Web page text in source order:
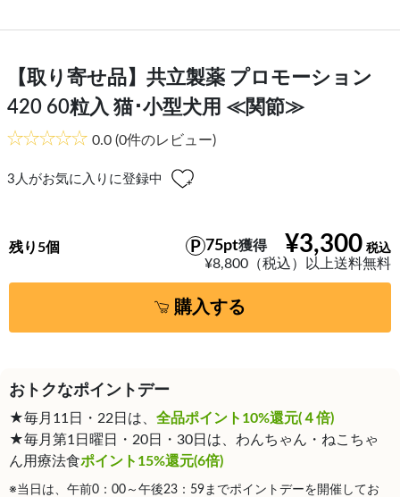
【取り寄せ品】共立製薬 プロモーション
420 60粒入 猫･小型犬用 ≪関節≫
0.0 (0件のレビュー)
3 人がお気に入りに登録中
¥3,300
75pt獲得
¥8,800（税込）以上送料無料
残り5個
購入する
おトクなポイントデー
★毎月11日・22日は、 全品ポイント10%還元(４倍)
★毎月第1日曜日・20日・30日は、わんちゃん・ねこちゃ
ん用療法食ポイント15%還元(6倍)
※当日は、午前0：00～午後23：59までポイントデーを開催してお